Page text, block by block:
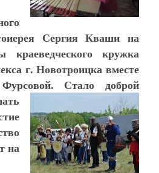
Сергия Кваши на
краеведческого кружка
г. Новотроицка вместе
Стало доброй
на